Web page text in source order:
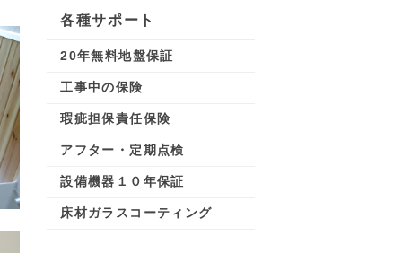
各種サポート
20年無料地盤保証
工事中の保険
瑕疵担保責任保険
アフター・定期点検
設備機器１０年保証
床材ガラスコーティング